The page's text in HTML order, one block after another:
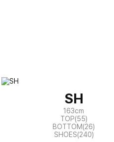
SH
163cm
TOP(55)
BOTTOM(26)
SHOES(240)